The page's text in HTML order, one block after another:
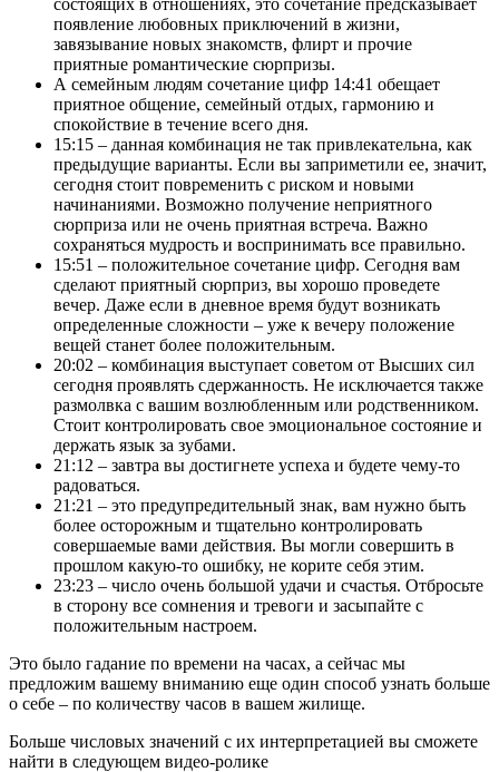
появление любовных приключений в жизни,
завязывание новых знакомств, флирт и прочие
приятные романтические сюрпризы.
А семейным людям сочетание цифр 14:41 обещает
приятное общение, семейный отдых, гармонию и
спокойствие в течение всего дня.
15:15 – данная комбинация не так привлекательна, как
предыдущие варианты. Если вы заприметили ее, значит,
сегодня стоит повременить с риском и новыми
начинаниями. Возможно получение неприятного
сюрприза или не очень приятная встреча. Важно
сохраняться мудрость и воспринимать все правильно.
15:51 – положительное сочетание цифр. Сегодня вам
сделают приятный сюрприз, вы хорошо проведете
вечер. Даже если в дневное время будут возникать
определенные сложности – уже к вечеру положение
вещей станет более положительным.
20:02 – комбинация выступает советом от Высших сил
сегодня проявлять сдержанность. Не исключается также
размолвка с вашим возлюбленным или родственником.
Стоит контролировать свое эмоциональное состояние и
держать язык за зубами.
21:12 – завтра вы достигнете успеха и будете чему-то
радоваться.
21:21 – это предупредительный знак, вам нужно быть
более осторожным и тщательно контролировать
совершаемые вами действия. Вы могли совершить в
прошлом какую-то ошибку, не корите себя этим.
23:23 – число очень большой удачи и счастья. Отбросьте
в сторону все сомнения и тревоги и засыпайте с
положительным настроем.
Это было гадание по времени на часах, а сейчас мы
предложим вашему вниманию еще один способ узнать больше
о себе – по количеству часов в вашем жилище.
Больше числовых значений с их интерпретацией вы сможете
найти в следующем видео-ролике